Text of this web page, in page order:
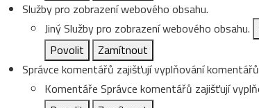
Služby pro zobrazení webového obsahu.
JinýSlužby pro zobrazení webového obsahu.
Povolit
Zamítnout
Správce komentářů zajišťují vyplňování
Komentáře Správce komentářů zajišťují